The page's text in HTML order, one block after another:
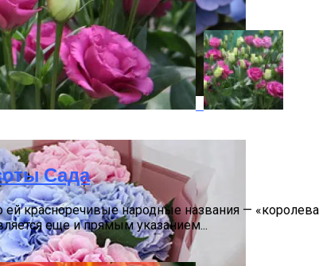
Сада
красноречивые народные названия — «королева
еще и прямым указанием...